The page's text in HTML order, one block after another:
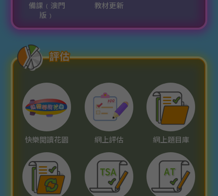
備課﹙澳門
版﹚
教材更新
快樂閲讀花園 網上評估 網上題目庫